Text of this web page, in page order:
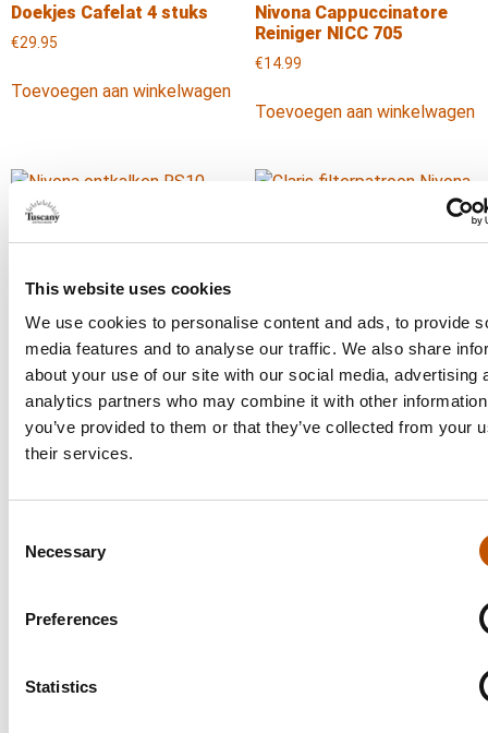
This website uses cookies
We use cookies to personalise content and ads, to provide
media features and to analyse our traffic. We also share
about your use of our site with our social media, advertising
analytics partners who may combine it with other
you’ve provided to them or that they’ve collected from your
their services.
Selection
Necessary
Preferences
Statistics
Doekjes Cafelat 4 stuks
€29.95
Toevoegen aan winkelwagen
Nivona Cappuccinatore
Reiniger NICC 705
€14.99
Toevoegen aan winkelwagen
ontkalkingsmiddel NIRK
703
14.99
Toevoegen aan winkelwagen Toevoegen aan winkelwagen
Voor 16 uur besteld, morgen bezorgd